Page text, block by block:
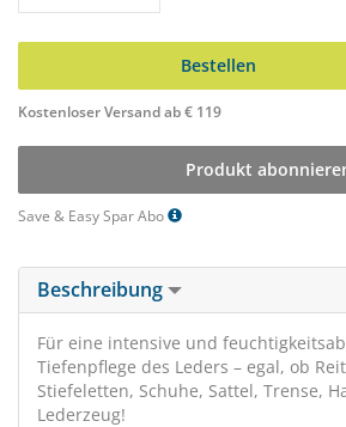
Bestellen
Kostenloser Versand ab € 119
Produkt
Save & Easy Spar Abo
Beschreibung
Für eine intensive und
Tiefenpflege des Leders – egal, ob
Stiefeletten, Schuhe, Sattel, Trense,
Lederzeug!